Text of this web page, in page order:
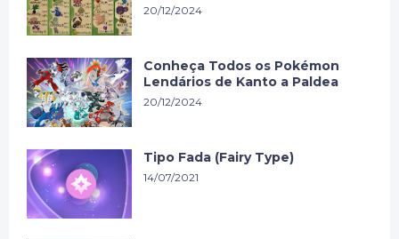
20/12/2024
Conheça Todos os Pokémon
Lendários de Kanto a Paldea
20/12/2024
Tipo Fada (Fairy Type)
14/07/2021